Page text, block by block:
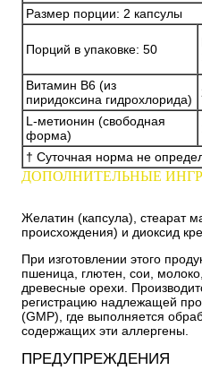
Размер порции: 2 капсулы
Порций в упаковке: 50
Витамин B6 (из
пиридоксина гидрохлорида)
L-метионин (свободная
форма)
† Суточная норма не
ДОПОЛНИТЕЛЬНЫЕ
Желатин (капсула), стеарат
происхождения) и диоксид
При изготовлении этого
пшеница, глютен, сои,
древесные орехи.
регистрацию надлежащей
(GMP), где выполняется
содержащих эти аллергены.
ПРЕДУПРЕЖДЕНИЯ